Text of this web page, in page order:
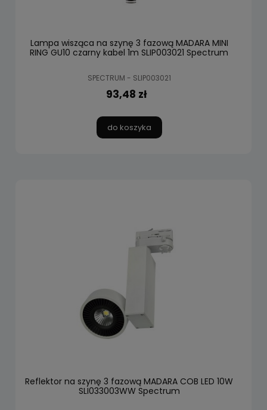
Lampa wisząca na szynę 3 fazową MADARA MINI
RING GU10 czarny kabel 1m SLIP003021 Spectrum
SPECTRUM - SLIP003021
93,48 zł
do koszyka
Reflektor na szynę 3 fazową MADARA COB LED 10W
SLI033003WW Spectrum